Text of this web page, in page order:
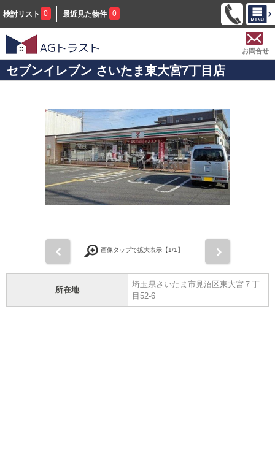
検討リスト 0 最近見た物件 0
お問合せ
セブンイレブン さいたま東大宮7丁目店
画像タップで拡大表示【1/1】
所在地
埼玉県さいたま市見沼区東大宮７丁
目52-6